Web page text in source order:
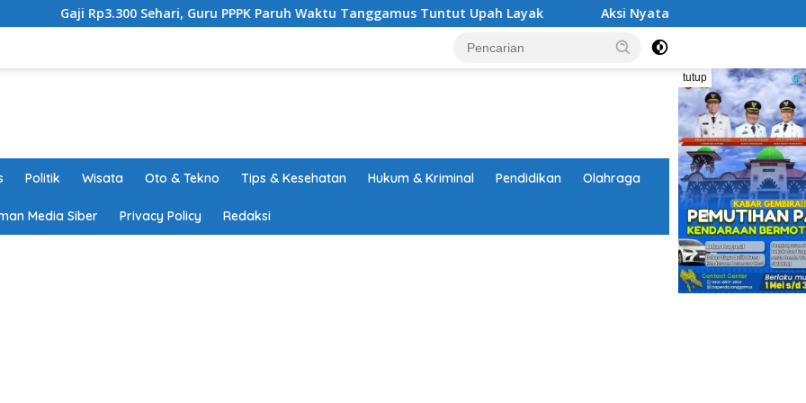
Sehari, Guru PPPK Paruh Waktu Tanggamus Tuntut Upah Layak Aksi Nyata DPD MAI Tanggamus: Edukasi Bahaya
tutup
Politik Wisata Oto & Tekno Tips & Kesehatan Hukum & Kriminal Pendidikan Olahraga
Media Siber Privacy Policy Redaksi